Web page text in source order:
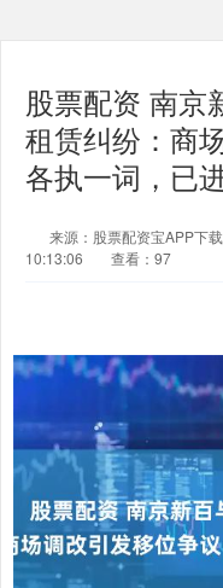
股票配资 南京
租赁纠纷：商
各执一词，已
来源：股票配资宝APP下载
10:13:06
查看：97